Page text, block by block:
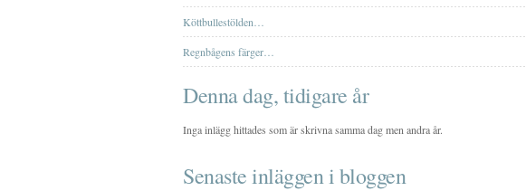
Köttbullestölden…
Regnbågens färger…
Denna dag, tidigare år
Inga inlägg hittades som är skrivna samma dag men andra år.
Senaste inläggen i bloggen